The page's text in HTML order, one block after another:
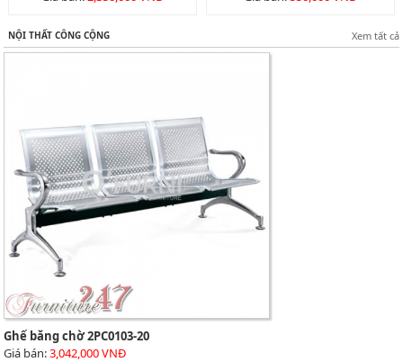
NỘI THẤT CÔNG CỘNG Xem tất cả
Ghế băng chờ 2PC0103-20
Giá bán:3,042,000 VNĐ